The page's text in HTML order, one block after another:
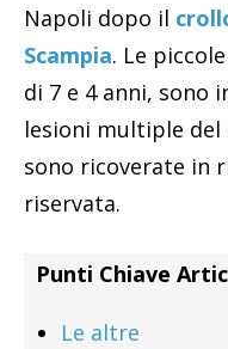
Napoli dopo il
Scampia. Le
di 7 e 4 anni, sono
lesioni multiple
sono ricoverate in
riservata.
Punti Chiave
Le altre